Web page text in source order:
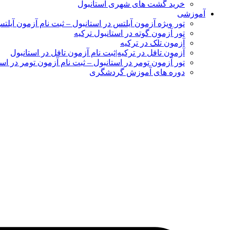
خرید گشت های شهری استانبول
آموزشی
تور ویژه آزمون آیلتس در استانبول – ثبت نام آزمون
تور آزمون گوته در استانبول ترکیه
آزمون تلک در ترکیه
آزمون تافل در ترکیه|ثبت نام آزمون تافل در استانبول
تور آزمون تومر در استانبول – ثبت نام آزمون تومر در
دوره های آموزش گردشگری